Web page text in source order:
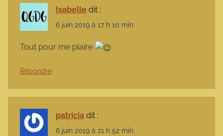
Isabelle dit :
6 juin 2019 à 17 h 10 min
Tout pour me plaire
Répondre
patricia dit :
6 juin 2019 à 21 h 52 min